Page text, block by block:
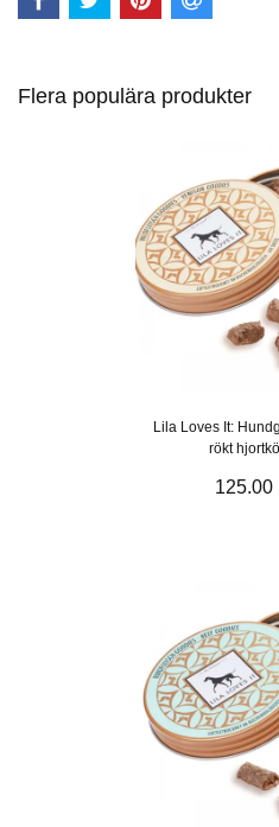
Flera populära produkter
Lila Loves It:
rökt
125.00